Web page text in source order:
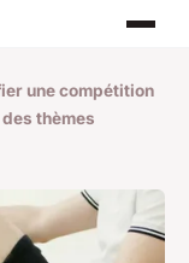
une compétition
thèmes